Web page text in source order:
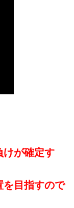
けが確定す
を目指すので